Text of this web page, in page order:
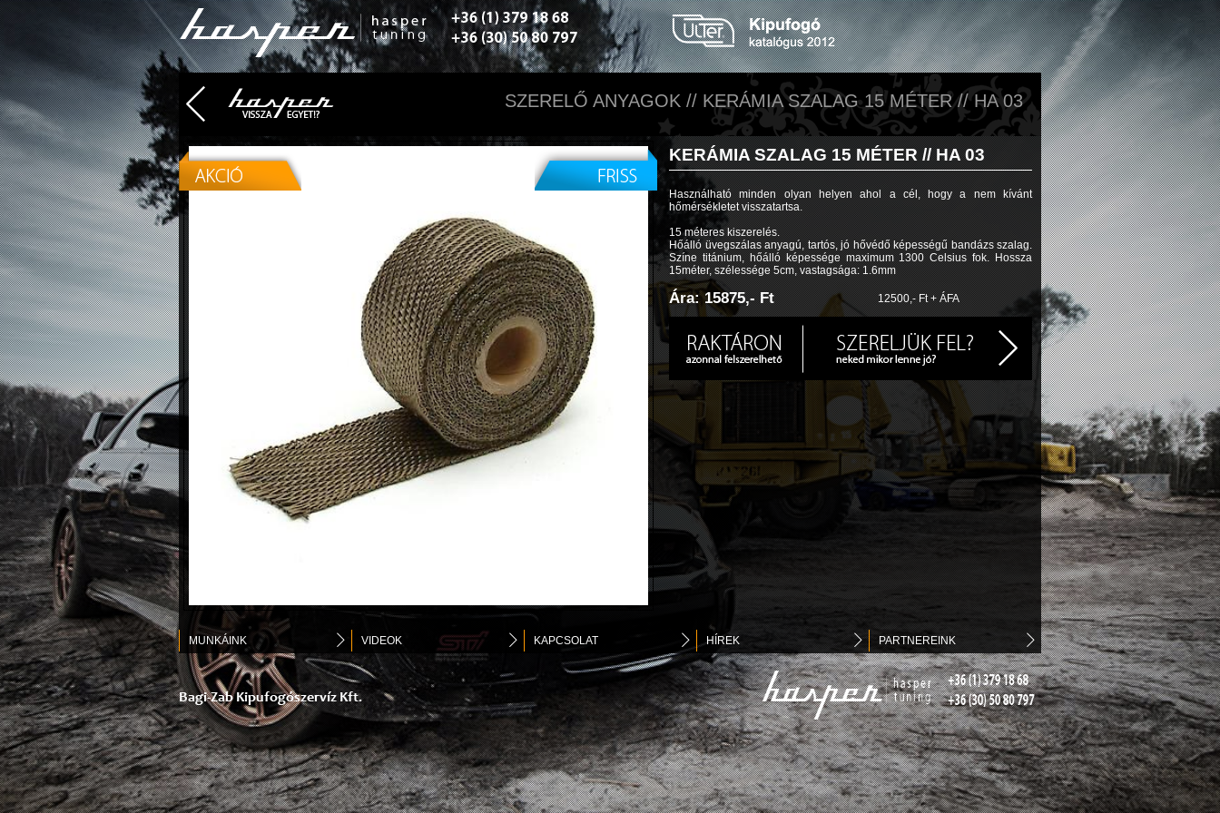
SZERELŐ ANYAGOK // KERÁMIA SZALAG 15 MÉTER // HA 03
KERÁMIA SZALAG 15 MÉTER //HA 03
Használható minden olyan helyen ahol a cél, hogy a nem kívánt
hőmérsékletet visszatartsa.
15 méteres kiszerelés.
Hőálló üvegszálas anyagú, tartós, jó hővédő képességű bandázs szalag.
Színe titánium, hőálló képessége maximum 1300 Celsius fok. Hossza
15méter, szélessége 5cm, vastagsága: 1.6mm
Ára: 15875,- Ft 12500,- Ft + ÁFA
MUNKÁINK VIDEOK KAPCSOLAT HÍREK PARTNEREINK